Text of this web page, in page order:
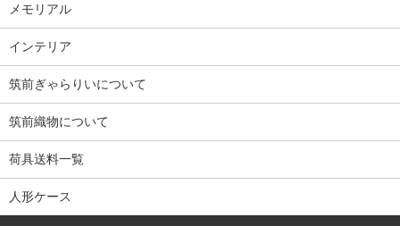
メモリアル
インテリア
筑前ぎゃらりいについて
筑前織物について
荷具送料一覧
人形ケース